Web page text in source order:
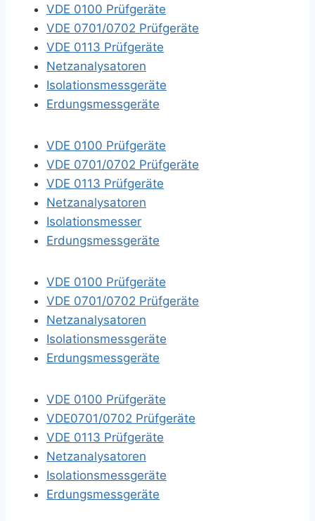
VDE 0100 Prüfgeräte
VDE 0701/0702 Prüfgeräte
VDE 0113 Prüfgeräte
Netzanalysatoren
Isolationsmessgeräte
Erdungsmessgeräte
VDE 0100 Prüfgeräte
VDE 0701/0702 Prüfgeräte
VDE 0113 Prüfgeräte
Netzanalysatoren
Isolationsmesser
Erdungsmessgeräte
VDE 0100 Prüfgeräte
VDE 0701/0702 Prüfgeräte
Netzanalysatoren
Isolationsmessgeräte
Erdungsmessgeräte
VDE 0100 Prüfgeräte
VDE0701/0702 Prüfgeräte
VDE 0113 Prüfgeräte
Netzanalysatoren
Isolationsmessgeräte
Erdungsmessgeräte